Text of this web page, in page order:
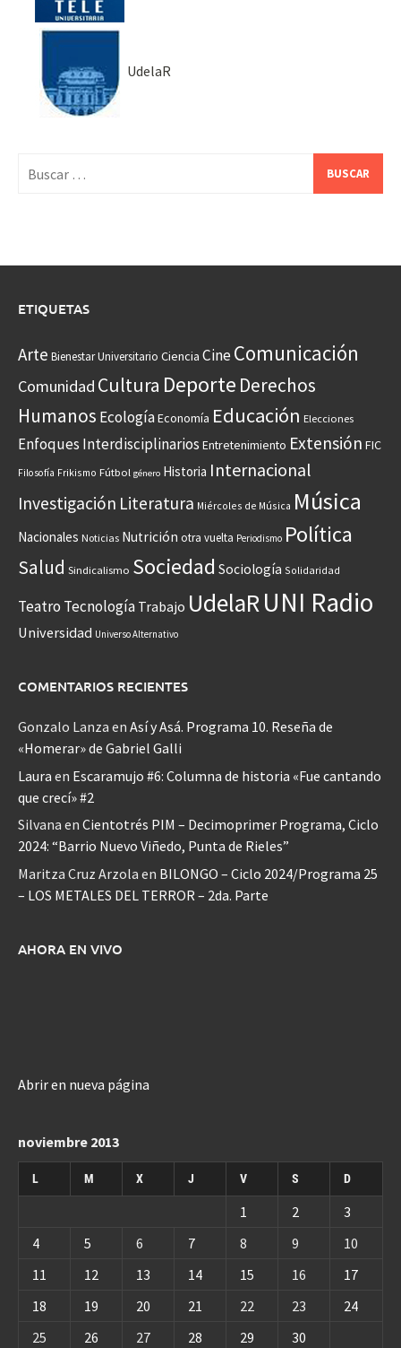
UdelaR
ETIQUETAS
Arte Bienestar Universitario Ciencia CineComunicación
Comunidad Cultura Deporte Derechos
Humanos EcologíaEconomía Educación Elecciones
Enfoques Interdisciplinarios Entretenimiento Extensión FIC
Filosofía Frikismo Fútbol género Historia Internacional
Investigación Literatura Miércoles de Música Música
Nacionales Noticias Nutrición otra vuelta Periodismo Política
Salud Sindicalismo Sociedad Sociología Solidaridad
Teatro Tecnología Trabajo UdelaRUNI Radio
Universidad Universo Alternativo
COMENTARIOS RECIENTES
Gonzalo Lanza en Así y Asá. Programa 10. Reseña de
«Homerar» de Gabriel Galli
Laura en Escaramujo #6: Columna de historia «Fue cantando
que crecí» #2
Silvana en Cientotrés PIM – Decimoprimer Programa, Ciclo
2024: “Barrio Nuevo Viñedo, Punta de Rieles”
Maritza Cruz Arzola en BILONGO – Ciclo 2024/Programa 25
– LOS METALES DEL TERROR – 2da. Parte
AHORA EN VIVO
Abrir en nueva página
noviembre 2013
L M X J V S D
1 2
3
4
5 6 7 8 9
10
11
12 13 14 15 16
17
18
19 20 21 22 23
24
25
26 27 28 29 30